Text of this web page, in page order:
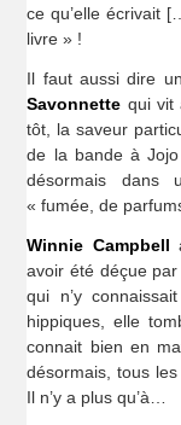
ce qu’elle écrivait
livre » !
Il faut aussi dire
Savonnette qui vit
tôt, la saveur
de la bande à
désormais dans
« fumée, de
Winnie Campbell
avoir été déçue
qui n’y
hippiques, elle
connait bien en
désormais, tous
Il n’y a plus qu’à…